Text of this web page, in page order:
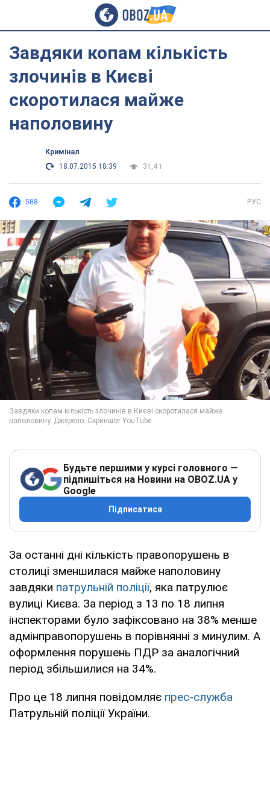
Завдяки копам кількість
злочинів в Києві
скоротилася майже
наполовину
Кримінал
18.07.2015 18:39
31,4 т.
588 РУС
Будьте першими у курсі головного —
підпишіться на Новини на OBOZ.UA у
Google
Підписатися
За останні дні кількість правопорушень в
столиці зменшилася майже наполовину
завдяки патрульній поліції, яка патрулює
вулиці Києва. За період з 13 по 18 липня
інспекторами було зафіксовано на 38% менше
адмінправопорушень в порівнянні з минулим. А
оформлення порушень ПДР за аналогічний
період збільшилися на 34%.
Про це 18 липня повідомляє прес-служба
Патрульній поліції України.